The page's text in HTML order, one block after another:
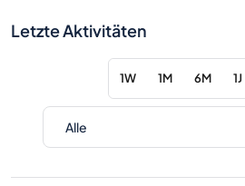
Letzte Aktivitäten
1W 1M 6M 1J